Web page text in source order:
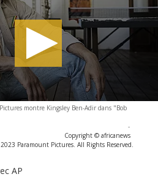
montre Kingsley Ben-Adir dans "Bob
-
Copyright © africanews
Paramount Pictures. All Rights Reserved.
AP